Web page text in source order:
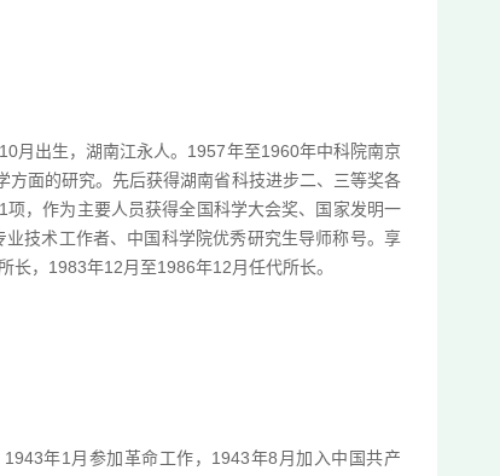
月出生，湖南江永人。1957年至1960年中科院南京
面的研究。先后获得湖南省科技进步二、三等奖各
，作为主要人员获得全国科学大会奖、国家发明一
技术工作者、中国科学院优秀研究生导师称号。享
，1983年12月至1986年12月任代所长。
年1月参加革命工作，1943年8月加入中国共产